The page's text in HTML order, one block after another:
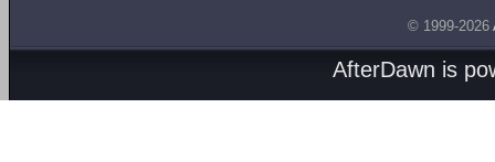
© 1999-2026
AfterDawn is